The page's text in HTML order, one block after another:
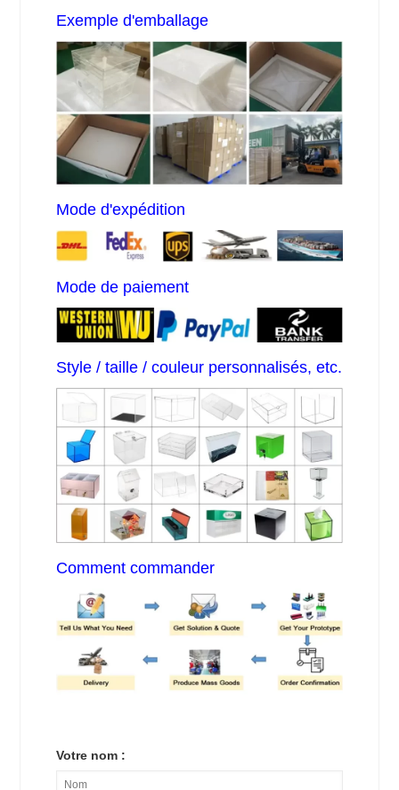
Exemple d'emballage
Mode d'expédition
Mode de paiement
Style / taille / couleur personnalisés, etc.
Comment commander
Votre nom :